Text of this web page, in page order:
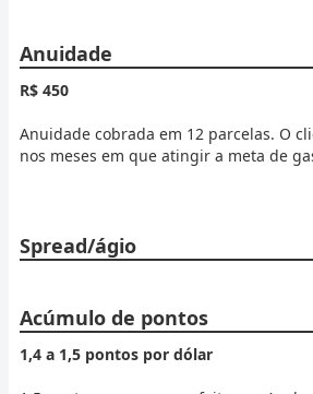
Anuidade
R$ 450
Anuidade cobrada em 12 parcelas. O
nos meses em que atingir a meta de
Spread/ágio
Acúmulo de pontos
1,4 a 1,5 pontos por dólar